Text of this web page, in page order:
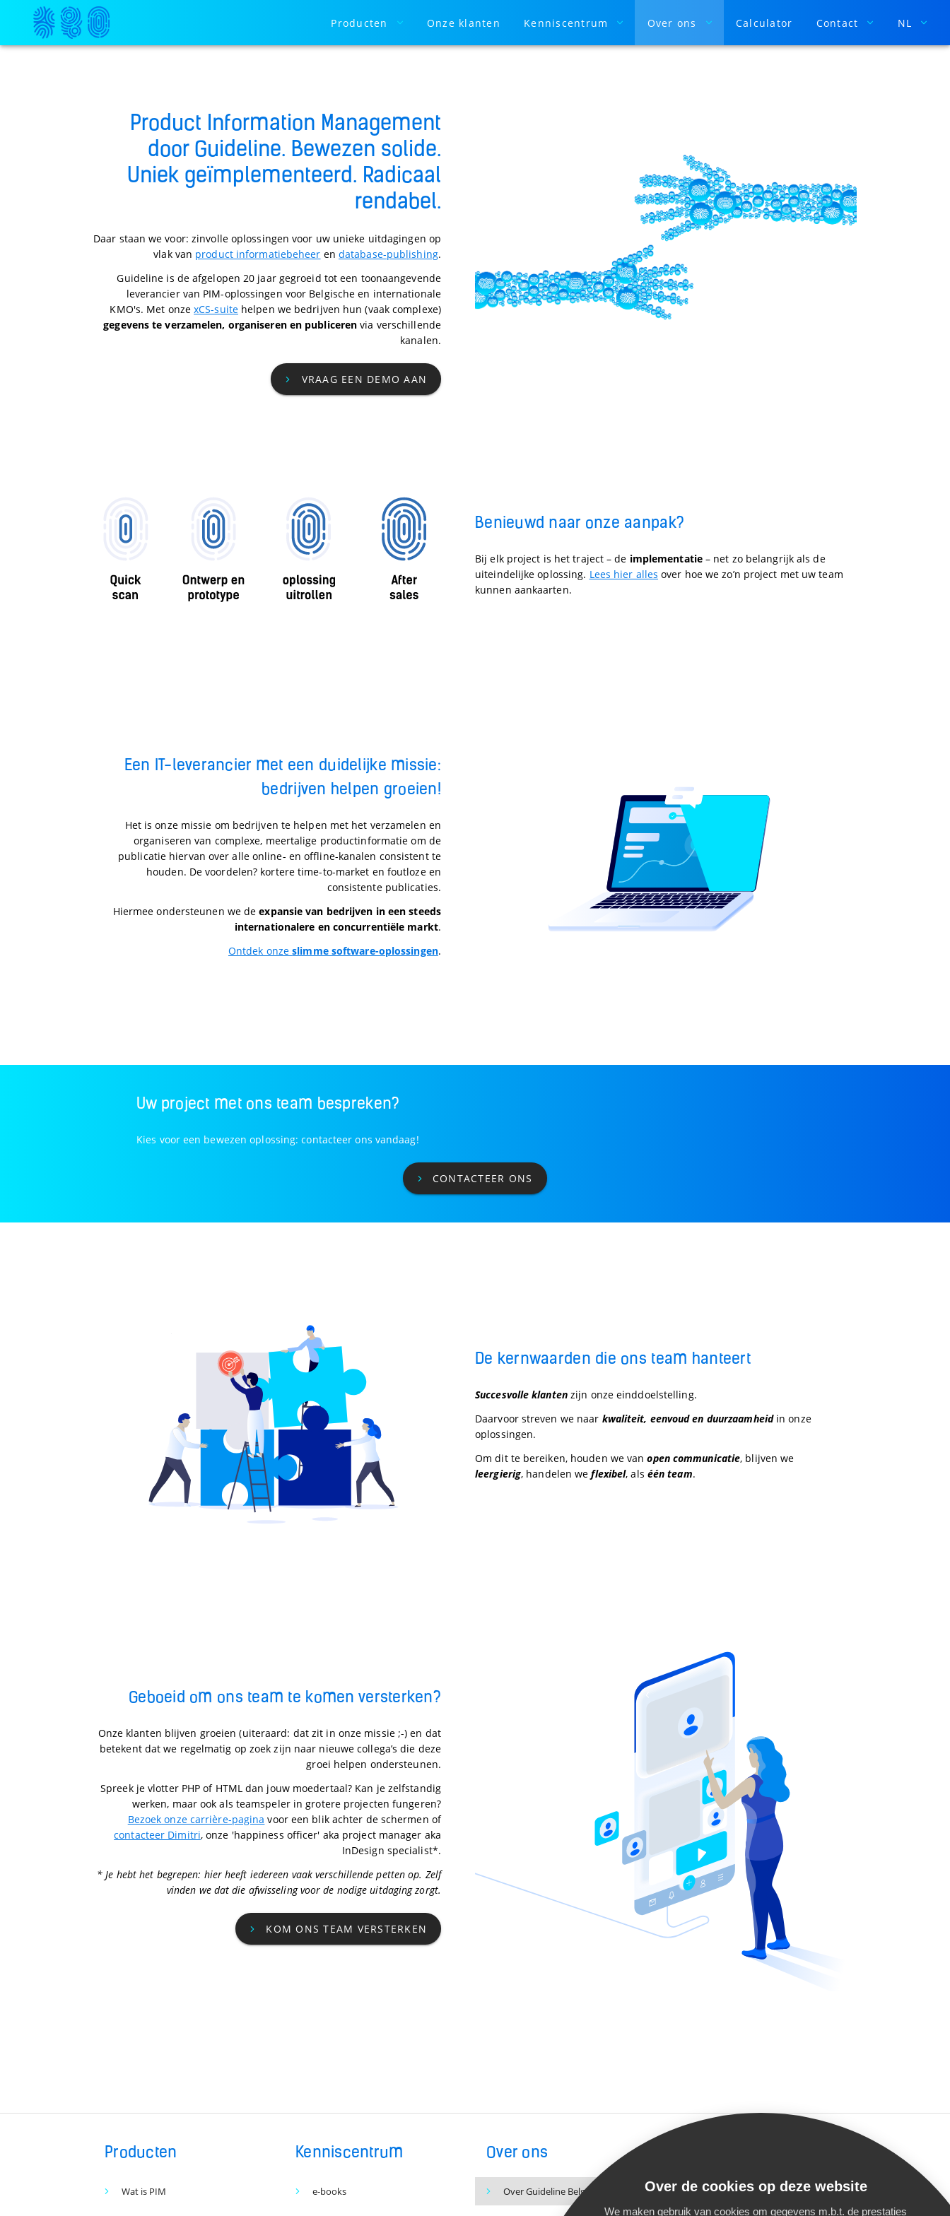
Producten Onze klanten Kenniscentrum Over ons Calculator Contact NL
Product Information Management
door Guideline. Bewezen solide.
Uniek geïmplementeerd. Radicaal
rendabel.
Daar staan we voor: zinvolle oplossingen voor uw unieke uitdagingen op
vlak van product informatiebeheer en database-publishing.
Guideline is de afgelopen 20 jaar gegroeid tot een toonaangevende
leverancier van PIM-oplossingen voor Belgische en internationale
KMO's. Met onzexCS-suitehelpen we bedrijven hun (vaak complexe)
gegevens te verzamelen, organiseren en publiceren via verschillende
kanalen.
VRAAG EEN DEMO AAN
Benieuwd naar onze aanpak?
Bij elk project is het traject – de implementatie– net zo belangrijk als de
uiteindelijke oplossing. Lees hier alles over hoe we zo’n project met uw team
kunnen aankaarten.
Een IT-leverancier met een duidelijke missie:
bedrijven helpen groeien!
Het is onze missie om bedrijven te helpen met het verzamelen en
organiseren van complexe, meertalige productinformatie om de
publicatie hiervan over alle online- en offline-kanalen consistent te
houden. De voordelen? kortere time-to-market en foutloze en
consistente publicaties.
Hiermee ondersteunen we deexpansie van bedrijven in een steeds
internationalere en concurrentiële markt.
Ontdek onzeslimme software-oplossingen.
Uw project met ons team bespreken?
Kies voor een bewezen oplossing: contacteer ons vandaag!
CONTACTEER ONS
De kernwaarden die ons team hanteert
Succesvolle klantenzijn onze einddoelstelling.
Daarvoor streven we naar kwaliteit, eenvoud en duurzaamheidin onze
oplossingen.
Om dit te bereiken, houden we vanopen communicatie, blijven we
leergierig, handelen weflexibel, als één team.
Geboeid om ons team te komen versterken?
Onze klanten blijven groeien (uiteraard: dat zit in onze missie ;-) en dat
betekent dat we regelmatig op zoek zijn naar nieuwe collega’s die deze
groei helpen ondersteunen.
Spreek je vlotter PHP of HTML dan jouw moedertaal? Kan je zelfstandig
werken, maar ook als teamspeler in grotere projecten fungeren?
Bezoek onze carrière-pagina voor een blik achter de schermen of
contacteer Dimitri, onze 'happiness officer' aka project manager aka
InDesign specialist*.
* Je hebt het begrepen: hier heeft iedereen vaak verschillende petten op. Zelf
vinden we dat die afwisseling voor de nodige uitdaging zorgt.
KOM ONS TEAM VERSTERKEN
Producten
Wat is PIM
Kenniscentrum
e-books
Over ons
Over Guideline Belgium Contact formulier
Over de cookies op deze website
We maken gebruik van cookies om gegevens m.b.t. de prestaties